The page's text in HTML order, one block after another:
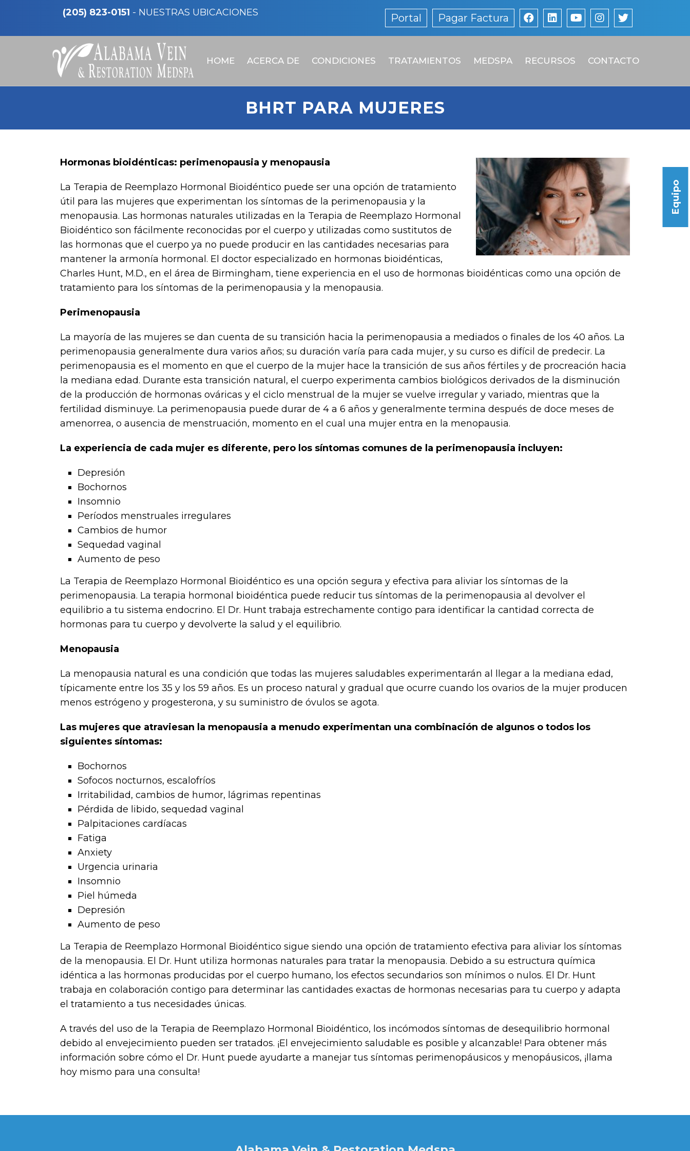
(205) 823-0151 - NUESTRAS UBICACIONES Portal Pagar Factura
HOME ACERCA DE CONDICIONES TRATAMIENTOS MEDSPA RECURSOS CONTACTO
BHRT PARA MUJERES
Hormonas bioidénticas: perimenopausia y menopausia
La Terapia de Reemplazo Hormonal Bioidéntico puede ser una opción de tratamiento
útil para las mujeres que experimentan los síntomas de la perimenopausia y la
menopausia. Las hormonas naturales utilizadas en la Terapia de Reemplazo Hormonal
Bioidéntico son fácilmente reconocidas por el cuerpo y utilizadas como sustitutos de
las hormonas que el cuerpo ya no puede producir en las cantidades necesarias para
mantener la armonía hormonal. El doctor especializado en hormonas bioidénticas,
Charles Hunt, M.D., en el área de Birmingham, tiene experiencia en el uso de hormonas bioidénticas como una opción de
tratamiento para los síntomas de la perimenopausia y la menopausia.
Perimenopausia
La mayoría de las mujeres se dan cuenta de su transición hacia la perimenopausia a mediados o finales de los 40 años. La
perimenopausia generalmente dura varios años; su duración varía para cada mujer, y su curso es difícil de predecir. La
perimenopausia es el momento en que el cuerpo de la mujer hace la transición de sus años fértiles y de procreación hacia
la mediana edad. Durante esta transición natural, el cuerpo experimenta cambios biológicos derivados de la disminución
de la producción de hormonas ováricas y el ciclo menstrual de la mujer se vuelve irregular y variado, mientras que la
fertilidad disminuye. La perimenopausia puede durar de 4 a 6 años y generalmente termina después de doce meses de
amenorrea, o ausencia de menstruación, momento en el cual una mujer entra en la menopausia.
La experiencia de cada mujer es diferente, pero los síntomas comunes de la perimenopausia incluyen:
Depresión
Bochornos
Insomnio
Períodos menstruales irregulares
Cambios de humor
Sequedad vaginal
Aumento de peso
La Terapia de Reemplazo Hormonal Bioidéntico es una opción segura y efectiva para aliviar los síntomas de la
perimenopausia. La terapia hormonal bioidéntica puede reducir tus síntomas de la perimenopausia al devolver el
equilibrio a tu sistema endocrino. El Dr. Hunt trabaja estrechamente contigo para identificar la cantidad correcta de
hormonas para tu cuerpo y devolverte la salud y el equilibrio.
Menopausia
La menopausia natural es una condición que todas las mujeres saludables experimentarán al llegar a la mediana edad,
típicamente entre los 35 y los 59 años. Es un proceso natural y gradual que ocurre cuando los ovarios de la mujer producen
menos estrógeno y progesterona, y su suministro de óvulos se agota.
Las mujeres que atraviesan la menopausia a menudo experimentan una combinación de algunos o todos los
siguientes síntomas:
Bochornos
Sofocos nocturnos, escalofríos
Irritabilidad, cambios de humor, lágrimas repentinas
Pérdida de libido, sequedad vaginal
Palpitaciones cardíacas
Fatiga
Anxiety
Urgencia urinaria
Insomnio
Piel húmeda
Depresión
Aumento de peso
La Terapia de Reemplazo Hormonal Bioidéntico sigue siendo una opción de tratamiento efectiva para aliviar los síntomas
de la menopausia. El Dr. Hunt utiliza hormonas naturales para tratar la menopausia. Debido a su estructura química
idéntica a las hormonas producidas por el cuerpo humano, los efectos secundarios son mínimos o nulos. El Dr. Hunt
trabaja en colaboración contigo para determinar las cantidades exactas de hormonas necesarias para tu cuerpo y adapta
el tratamiento a tus necesidades únicas.
A través del uso de la Terapia de Reemplazo Hormonal Bioidéntico, los incómodos síntomas de desequilibrio hormonal
debido al envejecimiento pueden ser tratados. ¡El envejecimiento saludable es posible y alcanzable! Para obtener más
información sobre cómo el Dr. Hunt puede ayudarte a manejar tus síntomas perimenopáusicos y menopáusicos, ¡llama
hoy mismo para una consulta!
Equipo